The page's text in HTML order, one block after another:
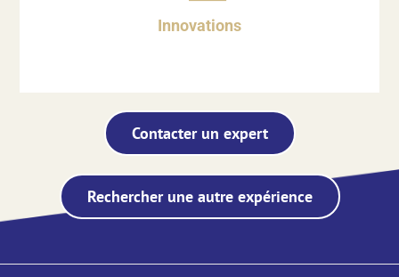
Innovations
Contacter un expert
Rechercher une autre expérience